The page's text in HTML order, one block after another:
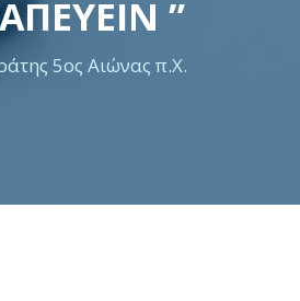
”
5ος Αιώνας π.Χ.